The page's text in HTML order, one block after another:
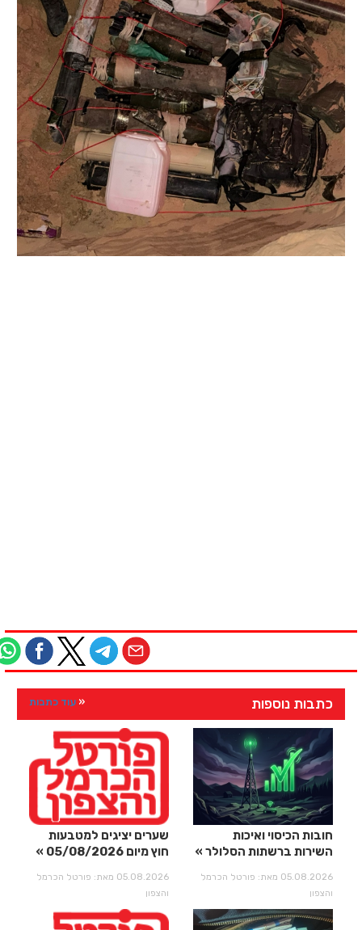
כתבות נוספות עוד כתבות
חובות הכיסוי ואיכות
השירות ברשתות הסלולר
05.08.2026 מאת: פורטל הכרמל
והצפון
שערים יציגים למטבעות
חוץ מיום 05/08/2026
05.08.2026 מאת: פורטל הכרמל
והצפון